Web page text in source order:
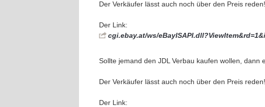
Der Verkäufer lässt auch noch über den Preis reden!
Der Link:
cgi.ebay.at/ws/
Sollte jemand den JDL Verbau kaufen wollen, dann
Der Verkäufer lässt auch noch über den Preis reden!
Der Link: